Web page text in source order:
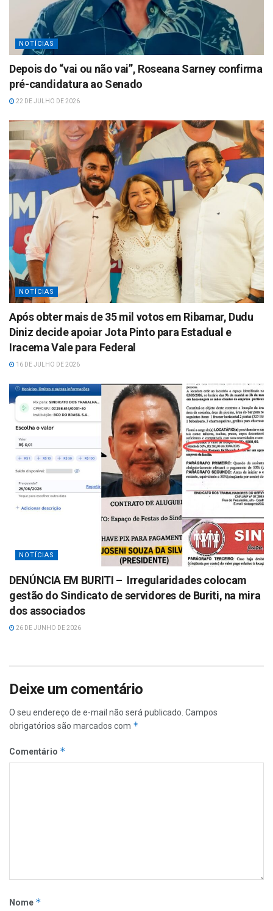
NOTÍCIAS
Depois do “vai ou não vai”, Roseana Sarney confirma
pré-candidatura ao Senado
22 DE JULHO DE 2026
NOTÍCIAS
Após obter mais de 35 mil votos em Ribamar, Dudu
Diniz decide apoiar Jota Pinto para Estadual e
Iracema Vale para Federal
16 DE JULHO DE 2026
NOTÍCIAS
DENÚNCIA EM BURITI – Irregularidades colocam
gestão do Sindicato de servidores de Buriti, na mira
dos associados
26 DE JUNHO DE 2026
Deixe um comentário
O seu endereço de e-mail não será publicado. Campos
obrigatórios são marcados com *
Comentário *
Nome *